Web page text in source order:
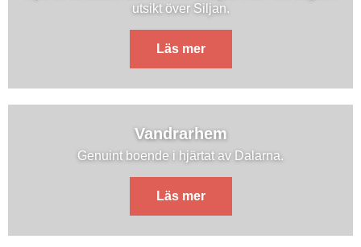
utsikt över Siljan.
Läs mer
Vandrarhem
Genuint boende i hjärtat av Dalarna.
Läs mer